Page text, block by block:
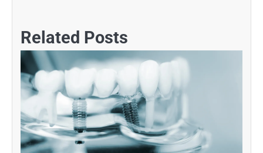
Related Posts